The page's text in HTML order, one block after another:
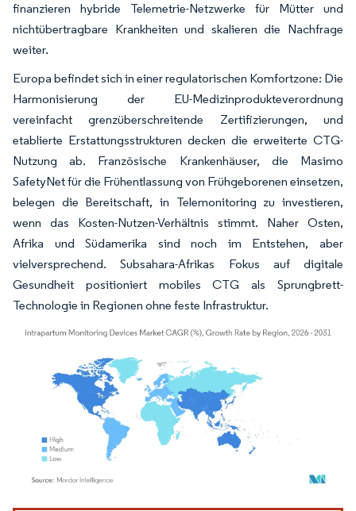
finanzieren hybride Telemetrie-Netzwerke für Mütter und
nichtübertragbare Krankheiten und skalieren die Nachfrage
weiter.
Europa befindet sich in einer regulatorischen Komfortzone: Die
Harmonisierung der EU-Medizinprodukteverordnung
vereinfacht grenzüberschreitende Zertifizierungen, und
etablierte Erstattungsstrukturen decken die erweiterte CTG-
Nutzung ab. Französische Krankenhäuser, die Masimo
SafetyNet für die Frühentlassung von Frühgeborenen einsetzen,
belegen die Bereitschaft, in Telemonitoring zu investieren,
wenn das Kosten-Nutzen-Verhältnis stimmt. Naher Osten,
Afrika und Südamerika sind noch im Entstehen, aber
vielversprechend. Subsahara-Afrikas Fokus auf digitale
Gesundheit positioniert mobiles CTG als Sprungbrett-
Technologie in Regionen ohne feste Infrastruktur.